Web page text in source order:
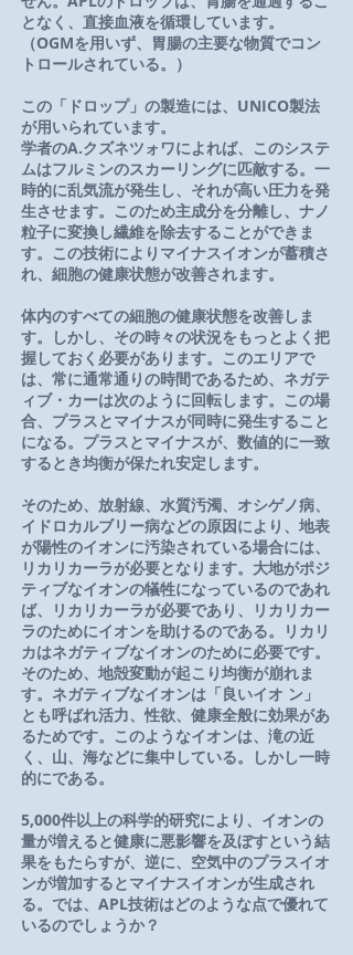
となく、直接血液を循環しています。
（OGMを用いず、胃腸の主要な物質でコン
トロールされている。）
この「ドロップ」の製造には、UNICO製法
が用いられています。
学者のA.クズネツォワによれば、このシステ
ムはフルミンのスカーリングに匹敵する。一
時的に乱気流が発生し、それが高い圧力を発
生させます。このため主成分を分離し、ナノ
粒子に変換し繊維を除去することができま
す。この技術によりマイナスイオンが蓄積さ
れ、細胞の健康状態が改善されます。
体内のすべての細胞の健康状態を改善しま
す。しかし、その時々の状況をもっとよく把
握しておく必要があります。このエリアで
は、常に通常通りの時間であるため、ネガテ
ィブ・カーは次のように回転します。この場
合、プラスとマイナスが同時に発生すること
になる。プラスとマイナスが、数値的に一致
するとき均衡が保たれ安定します。
そのため、放射線、水質汚濁、オシゲノ病、
イドロカルブリー病などの原因により、地表
が陽性のイオンに汚染されている場合には、
リカリカーラが必要となります。 大地がポジ
ティブなイオンの犠牲になっているのであれ
ば、リカリカーラが必要であり、リカリカー
ラのためにイオンを助けるのである。リカリ
カはネガティブなイオンのために必要です。
そのため、地殻変動が起こり均衡が崩れま
す。ネガティブなイオンは「良いイオ ン」
とも呼ばれ活力、性欲、健康全般に効果があ
るためです。このようなイオンは、滝の近
く、山、海などに集中している。
しかし一時
的にである。
5,000件以上の科学的研究により、イオンの
量が増えると健康に悪影響を及ぼすという結
果をもたらすが、逆に、空気中のプラスイオ
ンが増加するとマイナスイオンが生成され
る。では、APL技術はどのような点で優れて
いるのでしょうか？